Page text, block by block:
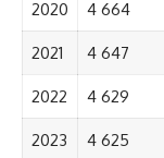
2020 4 664
2021 4 647
2022 4 629
2023 4 625